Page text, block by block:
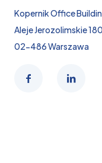
Kopernik Office
Aleje Jerozolimskie 180,
02-486 Warszawa